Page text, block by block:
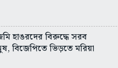
হাঙরদের বিরুদ্ধে সরব
বিজেপিতে ভিড়তে মরিয়া